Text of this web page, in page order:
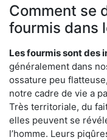
Comment se
fourmis dans
Les fourmis sont des
généralement dans
ossature peu
notre cadre de vie a
Très territoriale, du
elles peuvent se
l’homme. Leurs